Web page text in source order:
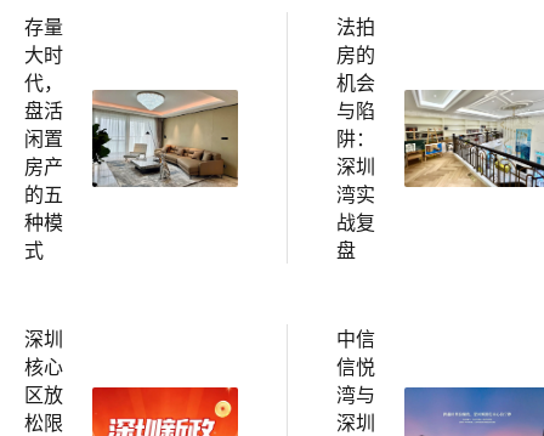
存量
大时
代，
盘活
闲置
房产
的五
种模
式
法拍
房的
机会
与陷
阱：
深圳
湾实
战复
盘
深圳
核心
区放
松限
中信
信悦
湾与
深圳